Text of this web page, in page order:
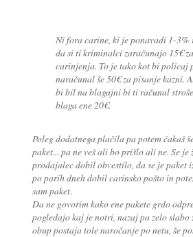
Ni fora carine, ki je ponavadi 1-3%
da si ti kriminalci zaračunajo 15€
carinjenja. To je tako kot bi policaj
naračunal še 50€ za pisanje kazni.
bi bil na blagajni bi ti računal
blaga ene 20€.
Poleg dodatnega plačila pa potem čakaš
paket... pa ne veš ali bo prišlo ali ne. Se
prodajalec dobil obvestilo, da se je paket
po parih dneh dobil carinsko pošto in
sam paket.
Da ne govorim kako ene pakete grdo
pogledajo kaj je notri, nazaj pa zelo slabo
obup postaja tole naročanje po netu, še